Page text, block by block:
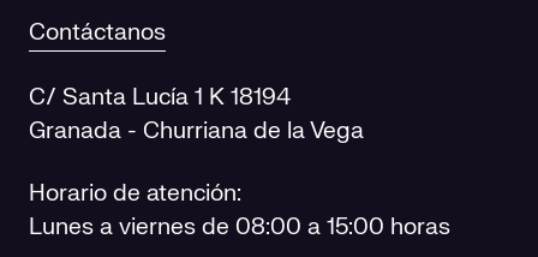
Contáctanos
C/ Santa Lucía 1 K 18194
Granada - Churriana de la Vega
Horario de atención:
Lunes a viernes de 08:00 a 15:00 horas